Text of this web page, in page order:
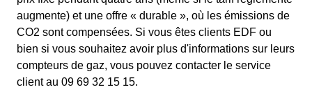
augmente) et une offre « durable », où les émissions de
CO2 sont compensées. Si vous êtes clients EDF ou
bien si vous souhaitez avoir plus d'informations sur leurs
compteurs de gaz, vous pouvez contacter le service
client au 09 69 32 15 15.